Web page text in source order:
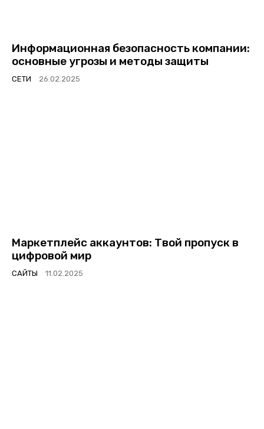
Информационная безопасность компании:
основные угрозы и методы защиты
СЕТИ
Маркетплейс аккаунтов: Твой пропуск в
цифровой мир
САЙТЫ